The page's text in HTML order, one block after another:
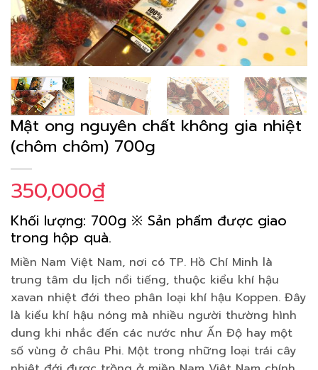
Mật ong nguyên chất không gia nhiệt
(chôm chôm) 700g
350,000₫
Khối lượng: 700g ※ Sản phẩm được giao
trong hộp quà.
Miền Nam Việt Nam, nơi có TP. Hồ Chí Minh là
trung tâm du lịch nổi tiếng, thuộc kiểu khí hậu
xavan nhiệt đới theo phân loại khí hậu Koppen. Đây
là kiểu khí hậu nóng mà nhiều người thường hình
dung khi nhắc đến các nước như Ấn Độ hay một
số vùng ở châu Phi. Một trong những loại trái cây